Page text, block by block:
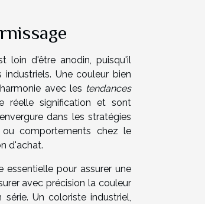
loin d'être anodin, puisqu'il
Une couleur bien
avec les tendances
réelle signification et sont
dans les stratégies
ou comportements chez le
d'achat.
pour assurer une
avec précision la couleur
Un coloriste industriel,